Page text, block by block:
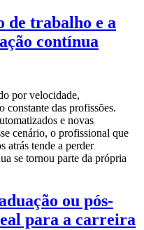
de trabalho e a
contínua
por velocidade,
constante das profissões.
e novas
cenário, o profissional que
atrás tende a perder
se tornou parte da própria
ou pós-
para a carreira